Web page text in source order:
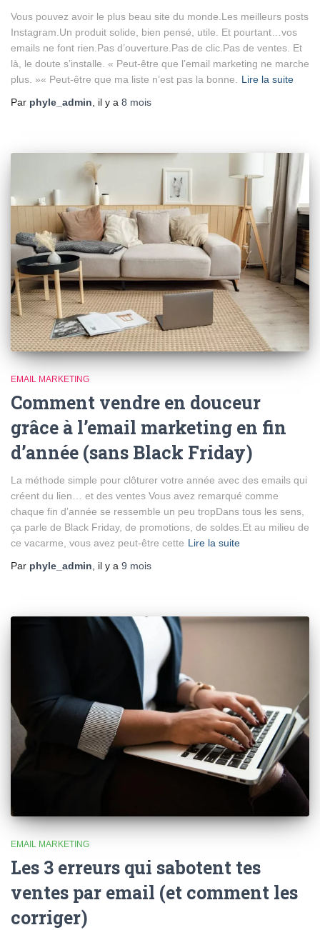
Vous pouvez avoir le plus beau site du monde.Les meilleurs posts
Instagram.Un produit solide, bien pensé, utile. Et pourtant…vos
emails ne font rien.Pas d’ouverture.Pas de clic.Pas de ventes. Et
là, le doute s’installe. « Peut-être que l’email marketing ne marche
plus. »« Peut-être que ma liste n’est pas la bonne.
Lire la suite
Par phyle_admin , il y a 8 mois
EMAIL MARKETING
Comment vendre en douceur
grâce à l’email marketing en fin
d’année (sans Black Friday)
La méthode simple pour clôturer votre année avec des emails qui
créent du lien… et des ventes Vous avez remarqué comme
chaque fin d’année se ressemble un peu tropDans tous les sens,
ça parle de Black Friday, de promotions, de soldes.Et au milieu de
ce vacarme, vous avez peut-être cette Lire la suite
Par phyle_admin, il y a 9 mois
EMAIL MARKETING
Les 3 erreurs qui sabotent tes
ventes par email (et comment les
corriger)